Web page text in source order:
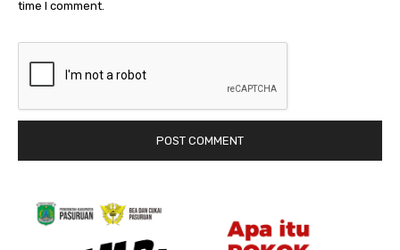
time I comment.